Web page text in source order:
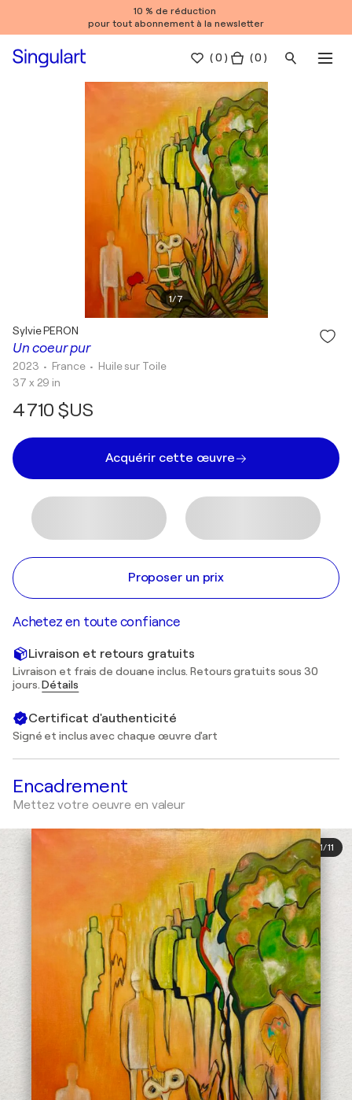
10 % de réduction
pour tout abonnement à la newsletter
(0 ) ( 0 )
1/7
Un coeur pur
Sylvie PERON
2023 • France • Huile sur Toile
37 x 29 in
4 710 $US
Acquérir cette œuvre
Proposer un prix
Achetez en toute confiance
Livraison et retours gratuits
Livraison et frais de douane inclus. Retours gratuits sous 30
jours.Détails
Certificat d'authenticité
Signé et inclus avec chaque œuvre d'art
Encadrement
Mettez votre oeuvre en valeur
1/11